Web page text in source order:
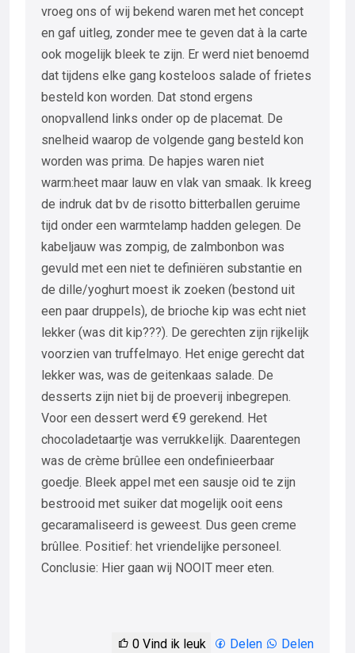
vroeg ons of wij bekend waren met het concept
en gaf uitleg, zonder mee te geven dat à la carte
ook mogelijk bleek te zijn. Er werd niet benoemd
dat tijdens elke gang kosteloos salade of frietes
besteld kon worden. Dat stond ergens
onopvallend links onder op de placemat. De
snelheid waarop de volgende gang besteld kon
worden was prima. De hapjes waren niet
warm:heet maar lauw en vlak van smaak. Ik kreeg
de indruk dat bv de risotto bitterballen geruime
tijd onder een warmtelamp hadden gelegen. De
kabeljauw was zompig, de zalmbonbon was
gevuld met een niet te definiëren substantie en
de dille/yoghurt moest ik zoeken (bestond uit
een paar druppels), de brioche kip was echt niet
lekker (was dit kip???). De gerechten zijn rijkelijk
voorzien van truffelmayo. Het enige gerecht dat
lekker was, was de geitenkaas salade. De
desserts zijn niet bij de proeverij inbegrepen.
Voor een dessert werd €9 gerekend. Het
chocoladetaartje was verrukkelijk. Daarentegen
was de crème brûllee een ondefinieerbaar
goedje. Bleek appel met een sausje oid te zijn
bestrooid met suiker dat mogelijk ooit eens
gecaramaliseerd is geweest. Dus geen creme
brûllee. Positief: het vriendelijke personeel.
Conclusie: Hier gaan wij NOOIT meer eten.
0 Vind ik leuk Delen Delen